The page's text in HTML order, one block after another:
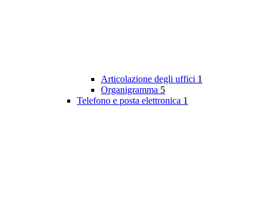
Articolazione degli uffici 1
Organigramma 5
Telefono e posta elettronica 1